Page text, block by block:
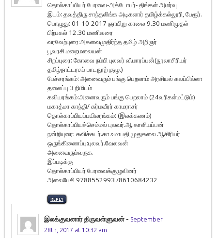
தொல்காப்பியர் பேரவை-அக்டோபர்- திங்கள் அமர்வு
இடம்: தவத்திரு.சாந்தலிங்க அடிகளார் தமிழ்க்கல்லூரி, பேரூர்.
பொழுது: 01-10-2017 ஞாயிறு காலை 9.30 மணிமுதல்
பிற்பகல் 12.30 மணிவரை
வரவேற்புரை:அகவைமுதிர்ந்த தமிழ் அறிஞர்
பூவரசி.மறைமலையன்
சிறப்புரை: கோவை நம்பி புலவர் வீ.மாரப்பன்(நூலாசிரியர்
தமிழ்நாட்டரசுப் பாடநூற் குழு.)
பேச்சரங்கம்: அனைவரும் பங்கு பெறலாம் அரசியல் கலப்பில்லா
தலைப்பு 3 நிமிடம்
கவியரங்கம்:அனைவரும் பங்கு பெறலாம் (24வரிகள்மட்டும்)
மகாத்மா காந்தி/ கர்மவீரர் காமராசர்
தொல்காப்பியப்பயிலரங்கம்: (இலக்கணம்)
தொல்காப்பியச்செம்மல் புலவர்.ஆ.காளியப்பன்
நன்றியுரை: கவிச்சுடர்.கா.உமாபதி,முதுகலை ஆசிரியர்
ஒருங்கிணைப்பு:புலவர்.வேலவன்
அனைவரும்வருக.
இப்படிக்கு
தொல்காப்பியர் பேரவைக்குழுவினர்
அலைபேசி 9788552993 /8610684232
REPLY
இலக்குவனார் திருவள்ளுவன் - September
28th, 2017 at 10:32 am